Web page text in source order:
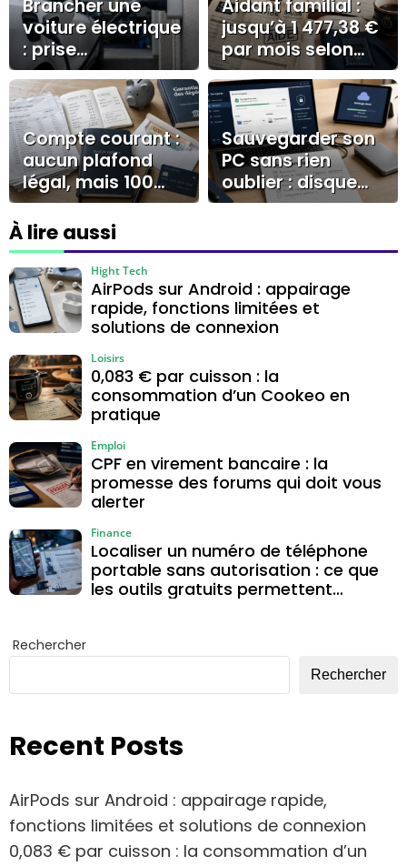
Brancher une
voiture électrique
: prise
domestique, prise
renforcée,
Wallbox et borne
publique
Aidant familial :
jusqu’à 1 477,38 €
par mois selon
l’AJPA, la PCH ou
le CESU
Compte courant :
aucun plafond
légal, mais 100
000 € à surveiller
Sauvegarder son
PC sans rien
oublier : disque
externe, cloud et
restauration
À lire aussi
AirPods sur Android : appairage
rapide, fonctions limitées et
solutions de connexion
Hight Tech
0,083 € par cuisson : la
consommation d’un Cookeo en
pratique
Loisirs
CPF en virement bancaire : la
promesse des forums qui doit vous
alerter
Emploi
Localiser un numéro de téléphone
portable sans autorisation : ce que
les outils gratuits permettent
Finance
Rechercher
Rechercher
Recent Posts
AirPods sur Android : appairage rapide,
fonctions limitées et solutions de connexion
0,083 € par cuisson : la consommation d’un